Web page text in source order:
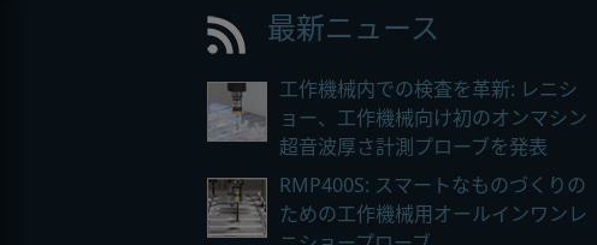
最新ニュース
工作機械内での検査を革新: レニシ
ョー、工作機械向け初のオンマシン
超音波厚さ計測プローブを発表
RMP400S: スマートなものづくりの
ための工作機械用オールインワンレ